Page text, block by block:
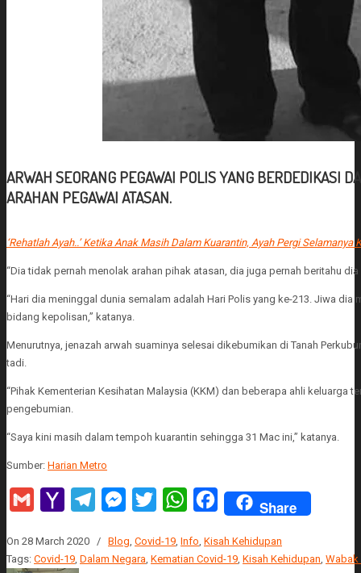
ARWAH SEORANG PEGAWAI POLIS YANG BERDEDIKASI
ARAHAN PEGAWAI ATASAN.
‘Rehatlah Ayah..’ Ketika Anak Masih Dalam Kuarantin, Ayah Pergi Selamanya
“Dia tidak pernah menolak arahan pihak atasan, dia juga pernah beritahu
“Hari dia meninggal dunia semalam adalah Hari Polis yang ke-213. Jiwa dia
bidang kepolisan,” katanya.
Menurutnya, jenazah arwah suaminya selesai dikebumikan di Tanah
tadi.
“Pihak Kementerian Kesihatan Malaysia (KKM) dan beberapa ahli keluarga
pengebumian.
“Saya kini masih dalam tempoh kuarantin sehingga 31 Mac ini,” katanya.
Sumber: Harian Metro
Gmail
Yahoo
TelegramMessenger
Twitter WhatsAppFacebookShare
On 28 March 2020 / Blog Covid-19 Info Kisah Kehidupan
Tags: Covid-19 Dalam Negara Kematian Covid-19 Kisah Kehidupan Wabak